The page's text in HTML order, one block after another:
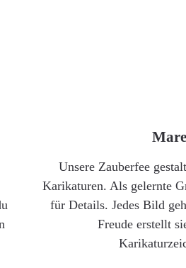
Unsere Zauberfee
Karikaturen. Als gelernte
für Details. Jedes Bild
Freude erstellt